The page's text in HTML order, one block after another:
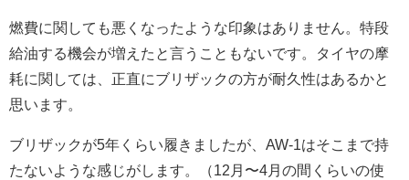
燃費に関しても悪くなったような印象はありません。特段
給油する機会が増えたと言うこともないです。タイヤの摩
耗に関しては、正直にブリザックの方が耐久性はあるかと
思います。
ブリザックが5年くらい履きましたが、AW-1はそこまで持
たないような感じがします。（12月〜4月の間くらいの使